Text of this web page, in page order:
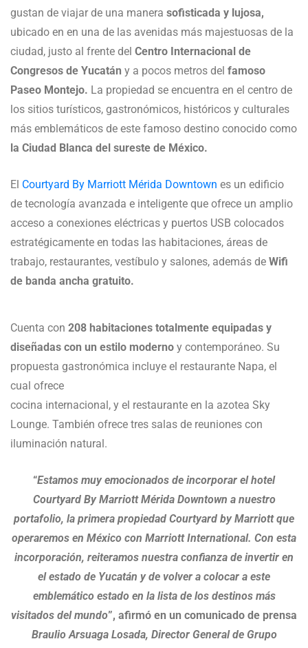
gustan de viajar de una manera sofisticada y lujosa,
ubicado en en una de las avenidas más majestuosas de la
ciudad, justo al frente del Centro Internacional de
Congresos de Yucatán y a pocos metros del famoso
Paseo Montejo. La propiedad se encuentra en el centro de
los sitios turísticos, gastronómicos, históricos y culturales
más emblemáticos de este famoso destino conocido como
la Ciudad Blanca del sureste de México.
El Courtyard By Marriott Mérida Downtown es un edificio
de tecnología avanzada e inteligente que ofrece un amplio
acceso a conexiones eléctricas y puertos USB colocados
estratégicamente en todas las habitaciones, áreas de
trabajo, restaurantes, vestíbulo y salones, además de Wifi
de banda ancha gratuito.
Cuenta con 208 habitaciones totalmente equipadas y
diseñadas con un estilo moderno y contemporáneo. Su
propuesta gastronómica incluye el restaurante Napa, el
cual ofrece
cocina internacional, y el restaurante en la azotea Sky
Lounge. También ofrece tres salas de reuniones con
iluminación natural.
“Estamos muy emocionados de incorporar el hotel
Courtyard By Marriott Mérida Downtown a nuestro
portafolio, la primera propiedad Courtyard by Marriott que
operaremos en México con Marriott International. Con esta
incorporación, reiteramos nuestra confianza de invertir en
el estado de Yucatán y de volver a colocar a este
emblemático estado en la lista de los destinos más
visitados del mundo”, afirmó en un comunicado de prensa
Braulio Arsuaga Losada, Director General de Grupo